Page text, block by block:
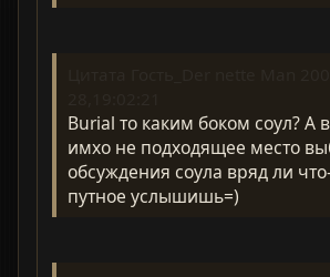
Burial то каким боком соул? А
имхо не подходящее место
обсуждения соула вряд ли
путное услышишь=)